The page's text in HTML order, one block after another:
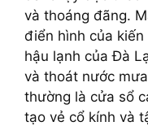
và thoáng đãng.
điển hình của
hậu lạnh của Đà
và thoát nước
thường là cửa sổ
tạo vẻ cổ kính và